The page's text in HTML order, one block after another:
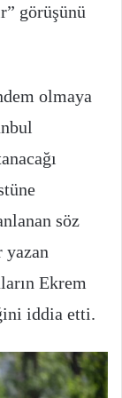
görüşünü
olmaya
söz
yazan
Ekrem
iddia etti.